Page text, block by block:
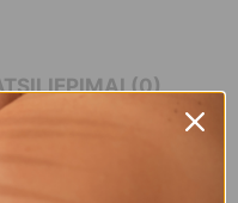
(0)
intensyviai drėkina